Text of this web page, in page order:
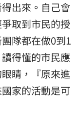
出來。自己會
取到市民的授
隊都在做0到1
得懂的市民應
睛，『原來進
家的活動是可